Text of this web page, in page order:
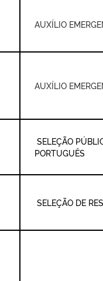
AUXÍLIO
AUXÍLIO
SELEÇÃO
PORTUGUÊS
SELEÇÃO DE